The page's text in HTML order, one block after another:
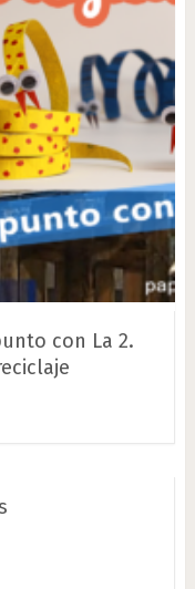
con La 2.